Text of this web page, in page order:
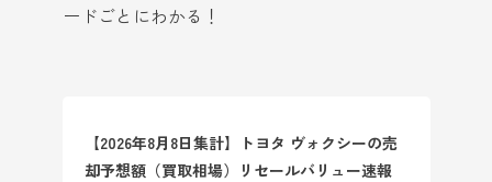
ードごとにわかる！
【2026年8月8日集計】トヨタ ヴォクシーの売
却予想額（買取相場）リセールバリュー速報